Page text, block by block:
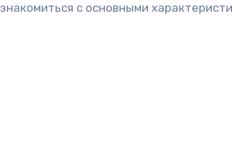
с основными